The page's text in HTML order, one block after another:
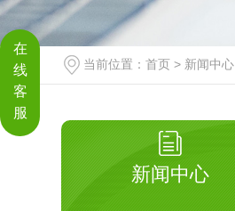
当前位置： 首页 > 新闻中心
新闻中心
在
线
客
服